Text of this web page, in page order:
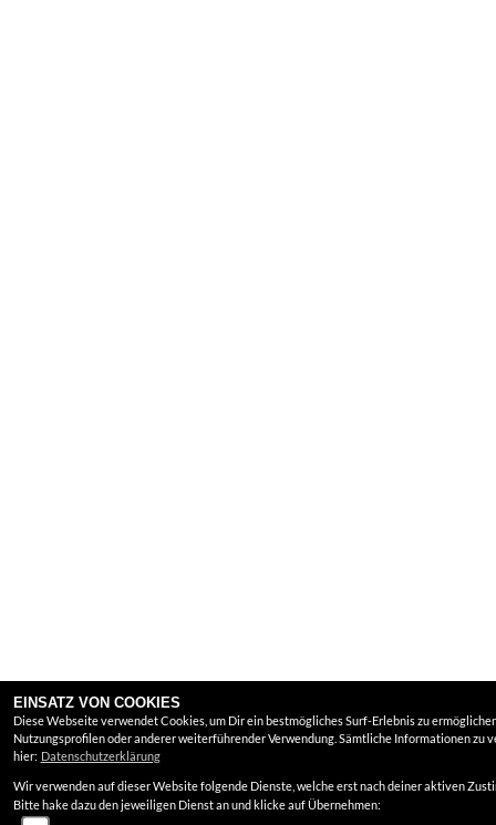
EINSATZ VON COOKIES
Diese Webseite verwendet Cookies, um Dir ein bestmögliches Surf-Erlebnis zu
Nutzungsprofilen oder anderer weiterführender Verwendung. Sämtliche Informationen zu
hier: Datenschutzerklärung
Wir verwenden auf dieser Website folgende Dienste, welche erst nach deiner aktiven
Bitte hake dazu den jeweiligen Dienst an und klicke auf Übernehmen: